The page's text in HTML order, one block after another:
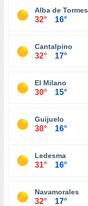
Alba de Tormes
32° 16°
Cantalpino
32° 17°
El Milano
30° 15°
Guijuelo
30° 16°
Ledesma
31° 16°
Navamorales
32° 17°